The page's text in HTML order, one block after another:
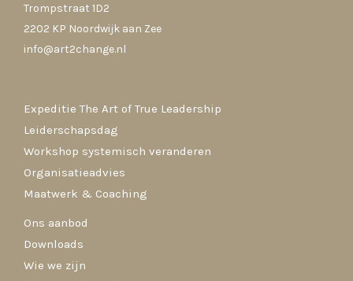
Trompstraat 1D2
2202 KP Noordwijk aan Zee
info@art2change.nl
Expeditie The Art of True Leadership
Leiderschapsdag
Workshop systemisch veranderen
Organisatieadvies
Maatwerk & Coaching
Ons aanbod
Downloads
Wie we zijn